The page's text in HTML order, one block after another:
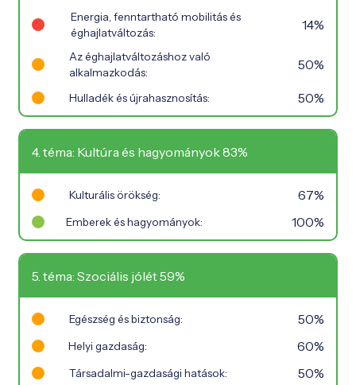
Energia, fenntartható mobilitás és
éghajlatváltozás:
14%
Az éghajlatváltozáshoz való
alkalmazkodás:
50%
Hulladék és újrahasznosítás: 50%
4. téma: Kultúra és hagyományok 83%
Kulturális örökség: 67%
Emberek és hagyományok: 100%
5. téma: Szociális jólét 59%
Egészség és biztonság: 50%
Helyi gazdaság: 60%
Társadalmi-gazdasági hatások: 50%